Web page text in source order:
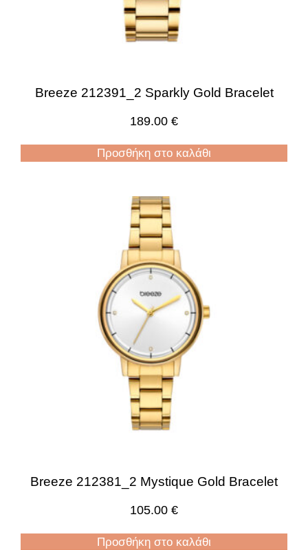
Breeze 212391_2 Sparkly Gold Bracelet
189.00 €
Προσθήκη στο καλάθι
Breeze 212381_2 Mystique Gold Bracelet
105.00 €
Προσθήκη στο καλάθι